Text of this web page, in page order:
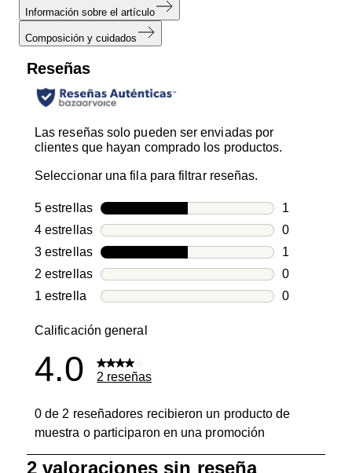
Información sobre el artículo
Composición y cuidados
Reseñas
Las reseñas solo pueden ser enviadas por
clientes que hayan comprado los productos.
Seleccionar una fila para filtrar reseñas.
5 estrellasestrellas
1
1 reseña
4 estrellasestrellas
0
0 reseñas
3 estrellasestrellas
1
1 reseña
2 estrellasestrellas
0
0 reseñas
1 estrellaestrellas
0
Calificación general
4.0 2 reseñas
0 de 2 reseñadores recibieron un producto de
muestra o participaron en una promoción
2 valoraciones sin reseña